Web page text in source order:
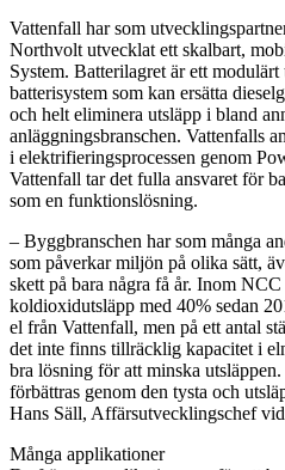
Vattenfall har som
Northvolt utvecklat ett skalbart,
System. Batterilagret är ett
batterisystem som kan ersätta
och helt eliminera utsläpp i bland
anläggningsbranschen. Vattenfalls
i elektrifieringsprocessen genom
Vattenfall tar det fulla ansvaret för
som en funktionslösning.
– Byggbranschen har som många
som påverkar miljön på olika sätt,
skett på bara några få år. Inom
koldioxidutsläpp med 40% sedan
el från Vattenfall, men på ett antal
det inte finns tillräcklig kapacitet i
bra lösning för att minska
förbättras genom den tysta och
Hans Säll, Affärsutvecklingschef
Många applikationer